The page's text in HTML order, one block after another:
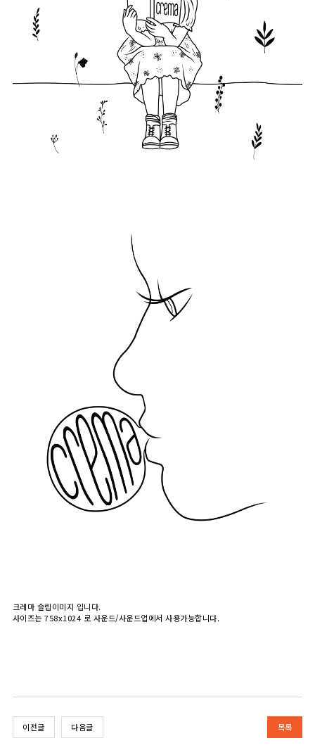
크레마 슬립이미지 입니다.
사이즈는 758x1024 로 사운드/사운드업에서 사용가능합니다.
이전글 다음글 목록